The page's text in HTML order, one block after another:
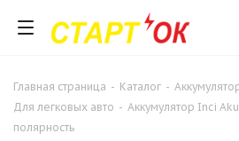
Главная страница - Каталог -
Для легковых авто - Аккумулятор Inci
полярность